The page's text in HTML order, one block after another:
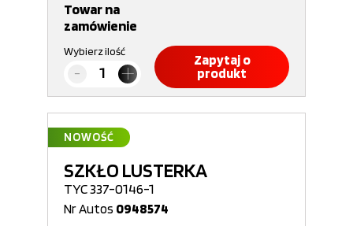
Towar na
zamówienie
Wybierz ilość
Zapytaj o
produkt
NOWOŚĆ
SZKŁO LUSTERKA
TYC 337-0146-1
Nr Autos 0948574